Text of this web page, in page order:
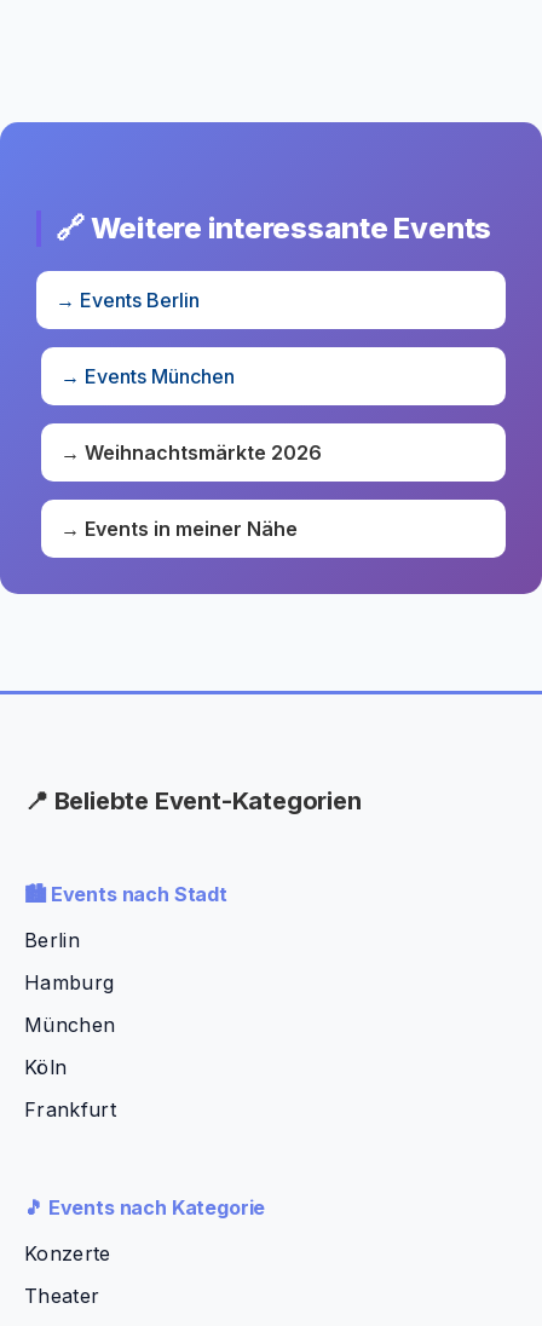
🔗 Weitere interessante Events
→ Events Berlin
→ Events München
→ Weihnachtsmärkte 2026
→ Events in meiner Nähe
📍 Beliebte Event-Kategorien
🏙️ Events nach Stadt
Berlin
Hamburg
München
Köln
Frankfurt
🎵 Events nach Kategorie
Konzerte
Theater